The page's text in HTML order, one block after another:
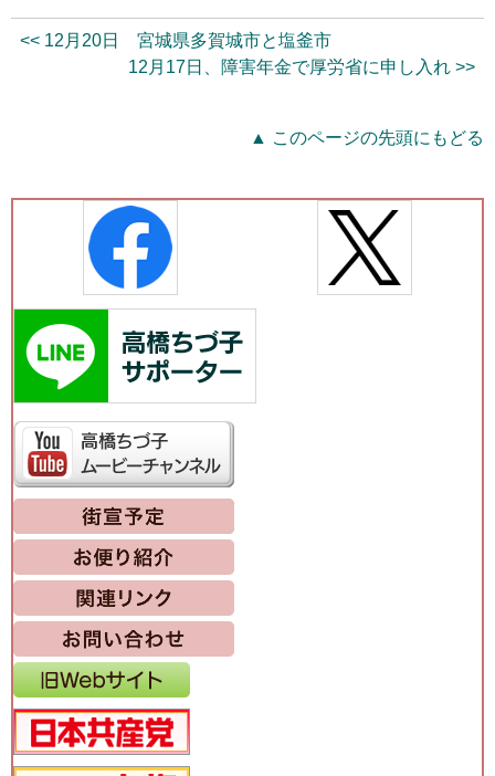
<< 12月20日 宮城県多賀城市と塩釜市
12月17日、障害年金で厚労省に申し入れ >>
▲ このページの先頭にもどる